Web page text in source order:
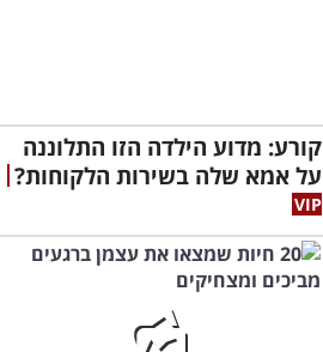
קורע: מדוע הילדה הזו התלוננה
על אמא שלה בשירות הלקוחות?